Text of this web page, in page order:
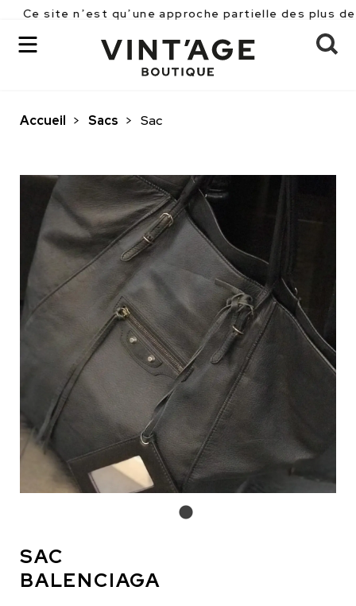
n’est qu’une approche partielle des plus de 2500
Accueil > Sacs > Sac
SAC
BALENCIAGA